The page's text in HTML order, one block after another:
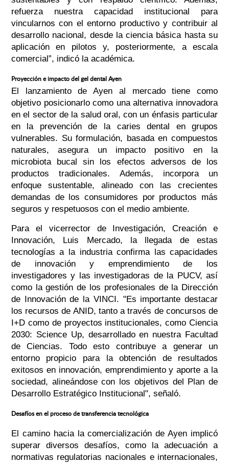
refuerza nuestra capacidad institucional para
vincularnos con el entorno productivo y contribuir al
desarrollo nacional, desde la ciencia básica hasta su
aplicación en pilotos y, posteriormente, a escala
comercial”, indicó la académica.
Proyección e impacto del gel dental Ayen
El lanzamiento de Ayen al mercado tiene como
objetivo posicionarlo como una alternativa innovadora
en el sector de la salud oral, con un énfasis particular
en la prevención de la caries dental en grupos
vulnerables. Su formulación, basada en compuestos
naturales, asegura un impacto positivo en la
microbiota bucal sin los efectos adversos de los
productos tradicionales. Además, incorpora un
enfoque sustentable, alineado con las crecientes
demandas de los consumidores por productos más
seguros y respetuosos con el medio ambiente.
Para el vicerrector de Investigación, Creación e
Innovación, Luis Mercado, la llegada de estas
tecnologías a la industria confirma las capacidades
de innovación y emprendimiento de los
investigadores y las investigadoras de la PUCV, así
como la gestión de los profesionales de la Dirección
de Innovación de la VINCI. "Es importante destacar
los recursos de ANID, tanto a través de concursos de
I+D como de proyectos institucionales, como Ciencia
2030: Science Up, desarrollado en nuestra Facultad
de Ciencias. Todo esto contribuye a generar un
entorno propicio para la obtención de resultados
exitosos en innovación, emprendimiento y aporte a la
sociedad, alineándose con los objetivos del Plan de
Desarrollo Estratégico Institucional", señaló.
Desafíos en el proceso de transferencia tecnológica
El camino hacia la comercialización de Ayen implicó
superar diversos desafíos, como la adecuación a
normativas regulatorias nacionales e internacionales,